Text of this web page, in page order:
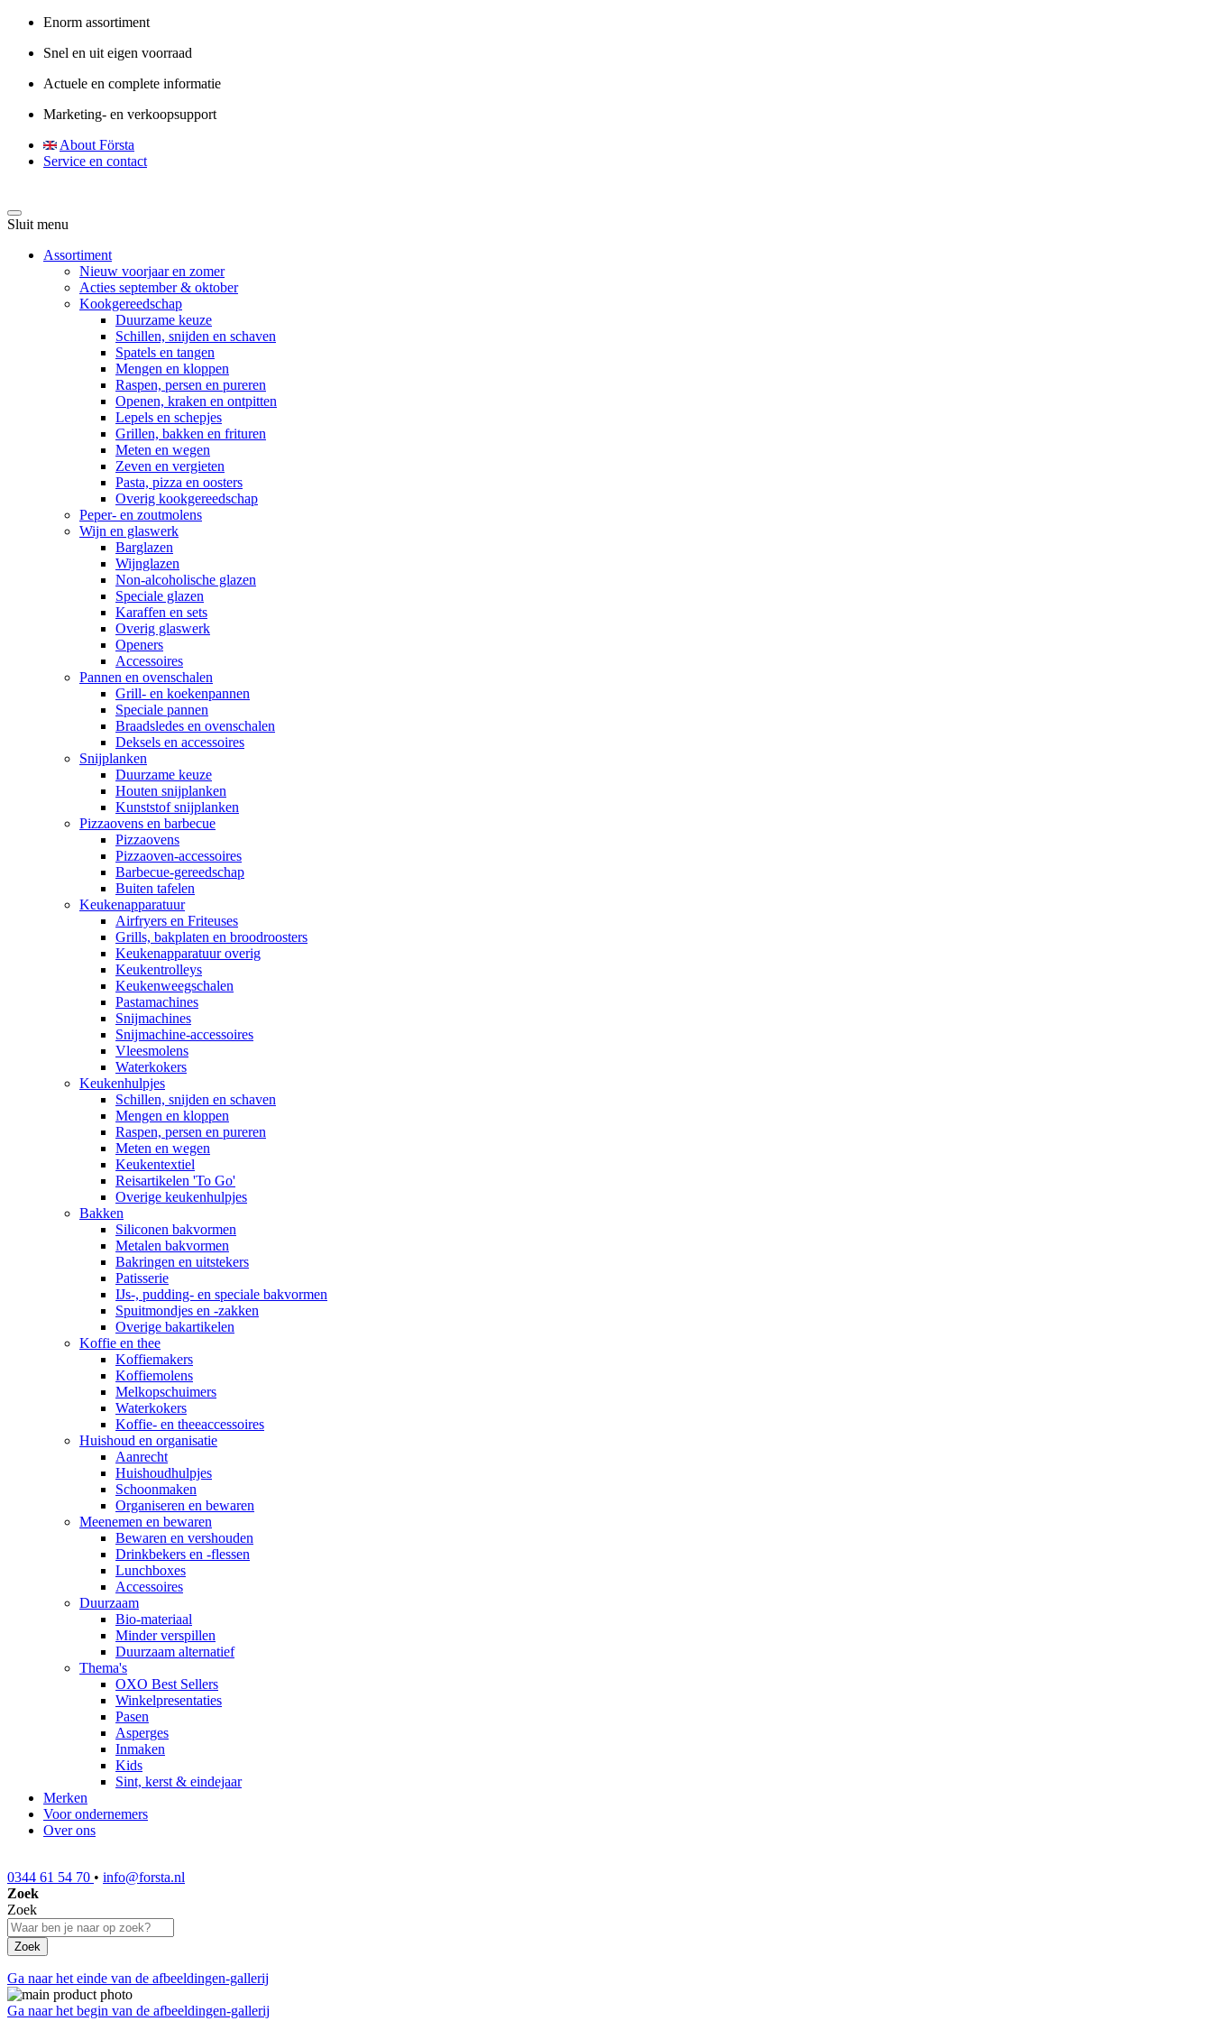
Enorm assortiment
Snel en uit eigen voorraad
Actuele en complete informatie
Marketing- en verkoopsupport
About Första
Service en contact
Sluit menu
Assortiment
Nieuw voorjaar en zomer
Acties september & oktober
Kookgereedschap
Duurzame keuze
Schillen, snijden en schaven
Spatels en tangen
Mengen en kloppen
Raspen, persen en pureren
Openen, kraken en ontpitten
Lepels en schepjes
Grillen, bakken en frituren
Meten en wegen
Zeven en vergieten
Pasta, pizza en oosters
Overig kookgereedschap
Peper- en zoutmolens
Wijn en glaswerk
Barglazen
Wijnglazen
Non-alcoholische glazen
Speciale glazen
Karaffen en sets
Overig glaswerk
Openers
Accessoires
Pannen en ovenschalen
Grill- en koekenpannen
Speciale pannen
Braadsledes en ovenschalen
Deksels en accessoires
Snijplanken
Duurzame keuze
Houten snijplanken
Kunststof snijplanken
Pizzaovens en barbecue
Pizzaovens
Pizzaoven-accessoires
Barbecue-gereedschap
Buiten tafelen
Keukenapparatuur
Airfryers en Friteuses
Grills, bakplaten en broodroosters
Keukenapparatuur overig
Keukentrolleys
Keukenweegschalen
Pastamachines
Snijmachines
Snijmachine-accessoires
Vleesmolens
Waterkokers
Keukenhulpjes
Schillen, snijden en schaven
Mengen en kloppen
Raspen, persen en pureren
Meten en wegen
Keukentextiel
Reisartikelen 'To Go'
Overige keukenhulpjes
Bakken
Siliconen bakvormen
Metalen bakvormen
Bakringen en uitstekers
Patisserie
IJs-, pudding- en speciale bakvormen
Spuitmondjes en -zakken
Overige bakartikelen
Koffie en thee
Koffiemakers
Koffiemolens
Melkopschuimers
Waterkokers
Koffie- en theeaccessoires
Huishoud en organisatie
Aanrecht
Huishoudhulpjes
Schoonmaken
Organiseren en bewaren
Meenemen en bewaren
Bewaren en vershouden
Drinkbekers en -flessen
Lunchboxes
Accessoires
Duurzaam
Bio-materiaal
Minder verspillen
Duurzaam alternatief
Thema's
OXO Best Sellers
Winkelpresentaties
Pasen
Asperges
Inmaken
Kids
Sint, kerst & eindejaar
Merken
Voor ondernemers
Over ons
0344 61 54 70 • info@forsta.nl
Zoek
Zoek
Zoek
Ga naar het einde van de afbeeldingen-gallerij
Ga naar het begin van de afbeeldingen-gallerij